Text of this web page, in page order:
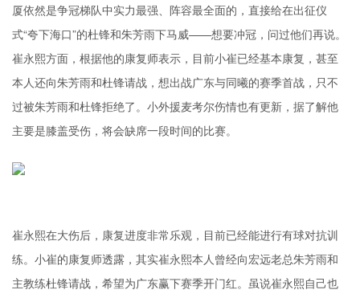
厦依然是争冠梯队中实力最强、阵容最全面的，直接给在出征仪
式“夸下海口”的杜锋和朱芳雨下马威——想要冲冠，问过他们再说。
崔永熙方面，根据他的康复师表示，目前小崔已经基本康复，甚至
本人还向朱芳雨和杜锋请战，想出战广东与同曦的赛季首战，只不
过被朱芳雨和杜锋拒绝了。小外援麦考尔伤情也有更新，据了解他
主要是膝盖受伤，将会缺席一段时间的比赛。
崔永熙在大伤后，康复进度非常乐观，目前已经能进行有球对抗训
练。小崔的康复师透露，其实崔永熙本人曾经向宏远老总朱芳雨和
主教练杜锋请战，希望为广东赢下赛季开门红。虽说崔永熙自己也